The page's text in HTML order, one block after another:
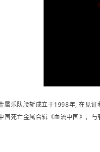
属乐队腰斩成立于1998年, 在见
国死亡金属合辑《血流中国》，与